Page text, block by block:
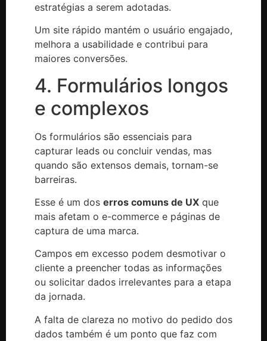
estratégias a serem adotadas.
Um site rápido mantém o usuário engajado,
melhora a usabilidade e contribui para
maiores conversões.
4. Formulários longos
e complexos
Os formulários são essenciais para
capturar leads ou concluir vendas, mas
quando são extensos demais, tornam-se
barreiras.
Esse é um dos erros comuns de UX que
mais afetam o e-commerce e páginas de
captura de uma marca.
Campos em excesso podem desmotivar o
cliente a preencher todas as informações
ou solicitar dados irrelevantes para a etapa
da jornada.
A falta de clareza no motivo do pedido dos
dados também é um ponto que faz com